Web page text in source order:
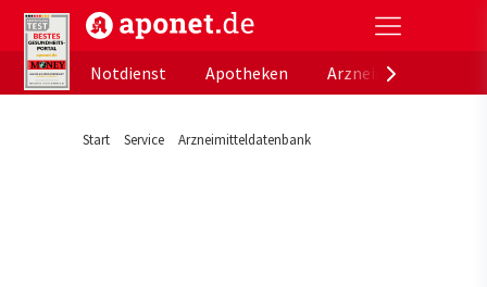
aponet.de - Das offizielle Gesundheitsportal der
Notdienst
Apotheken
Start Service Arzneimitteldatenbank